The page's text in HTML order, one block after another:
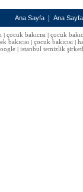
Ana Sayfa Ana
| çocuk bakıcısı| çocuk
bakıcısı çocuk bakıcısı
istanbul temizlik